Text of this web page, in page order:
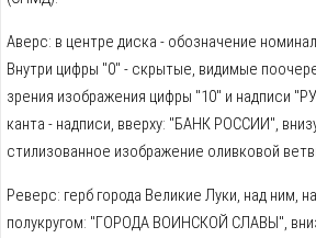
Аверс: в центре диска - обозначение
Внутри цифры "0" - скрытые, видимые
зрения изображения цифры "10" и надписи
канта - надписи, вверху: "БАНК РОССИИ",
стилизованное изображение оливковой
Реверс: герб города Великие Луки, над ним,
полукругом: "ГОРОДА ВОИНСКОЙ СЛАВЫ",